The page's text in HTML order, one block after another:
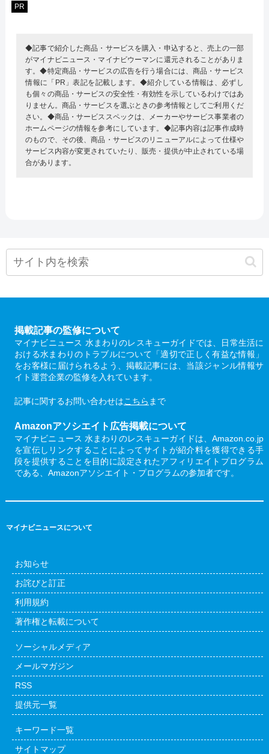
PR
◆記事で紹介した商品・サービスを購入・申込すると、売上の一部
がマイナビニュース・マイナビウーマンに還元されることがありま
す。◆特定商品・サービスの広告を行う場合には、商品・サービス
情報に「PR」表記を記載します。◆紹介している情報は、必ずし
も個々の商品・サービスの安全性・有効性を示しているわけではあ
りません。商品・サービスを選ぶときの参考情報としてご利用くだ
さい。◆商品・サービススペックは、メーカーやサービス事業者の
ホームページの情報を参考にしています。◆記事内容は記事作成時
のもので、その後、商品・サービスのリニューアルによって仕様や
サービス内容が変更されていたり、販売・提供が中止されている場
合があります。
掲載記事の監修について
マイナビニュース 水まわりのレスキューガイドでは、日常生活に
おける水まわりのトラブルについて「適切で正しく有益な情報」
をお客様に届けられるよう、掲載記事には、当該ジャンル情報サ
イト運営企業の監修を入れています。
記事に関するお問い合わせはこちら まで
Amazonアソシエイト広告掲載について
マイナビニュース 水まわりのレスキューガイドは、Amazon.co.jp
を宣伝しリンクすることによってサイトが紹介料を獲得できる手
段を提供することを目的に設定されたアフィリエイトプログラム
である、Amazonアソシエイト・プログラムの参加者です。
マイナビニュースについて
お知らせ
お詫びと訂正
利用規約
著作権と転載について
ソーシャルメディア
メールマガジン
RSS
提供元一覧
キーワード一覧
サイトマップ